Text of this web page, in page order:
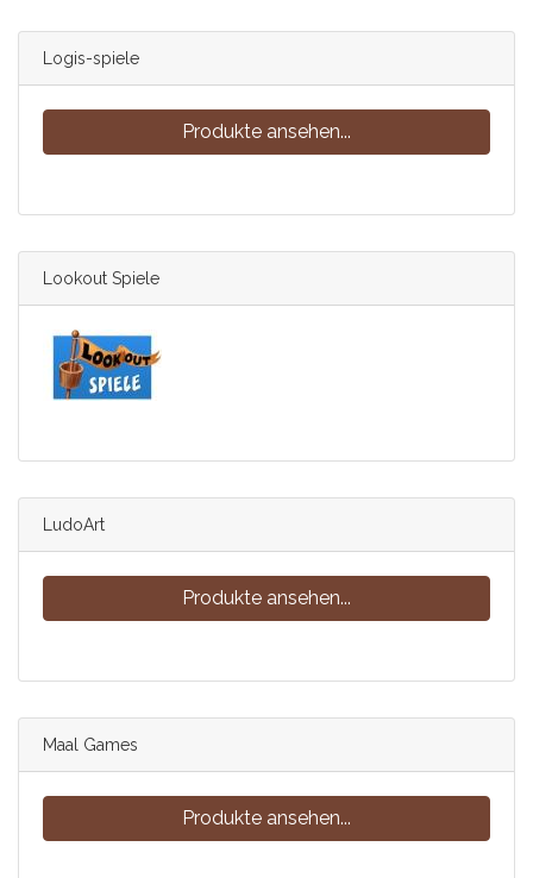
Logis-spiele
Produkte ansehen...
Lookout Spiele
LudoArt
Produkte ansehen...
Maal Games
Produkte ansehen...